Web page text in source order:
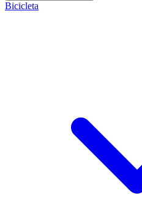
Bicicleta